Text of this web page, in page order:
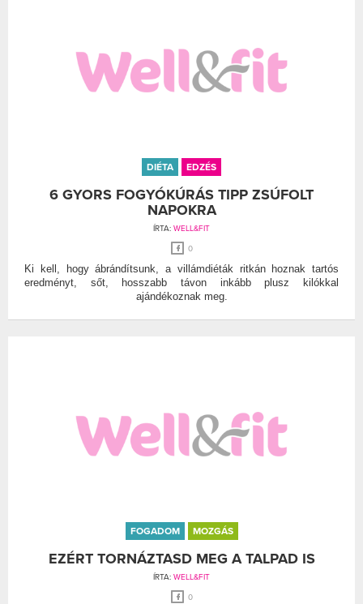
DIÉTA EDZÉS
6 GYORS FOGYÓKÚRÁS TIPP ZSÚFOLT
NAPOKRA
ÍRTA: WELL&FIT
0
Ki kell, hogy ábrándítsunk, a villámdiéták ritkán hoznak tartós
eredményt, sőt, hosszabb távon inkább plusz kilókkal
ajándékoznak meg.
FOGADOM MOZGÁS
EZÉRT TORNÁZTASD MEG A TALPAD IS
ÍRTA: WELL&FIT
0